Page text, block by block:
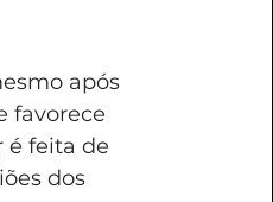
após
favorece
é feita de
dos